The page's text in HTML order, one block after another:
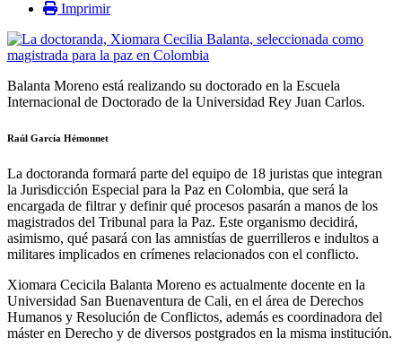
Imprimir
Balanta Moreno está realizando su doctorado en la Escuela
Internacional de Doctorado de la Universidad Rey Juan Carlos.
Raúl García Hémonnet
La doctoranda formará parte del equipo de 18 juristas que integran
la Jurisdicción Especial para la Paz en Colombia, que será la
encargada de filtrar y definir qué procesos pasarán a manos de los
magistrados del Tribunal para la Paz. Este organismo decidirá,
asimismo, qué pasará con las amnistías de guerrilleros e indultos a
militares implicados en crímenes relacionados con el conflicto.
Xiomara Cecicila Balanta Moreno es actualmente docente en la
Universidad San Buenaventura de Cali, en el área de Derechos
Humanos y Resolución de Conflictos, además es coordinadora del
máster en Derecho y de diversos postgrados en la misma institución.